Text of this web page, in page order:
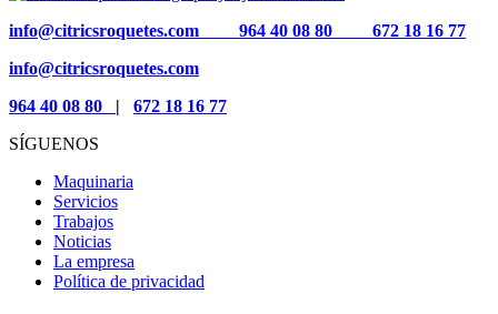
info@citricsroquetes.com 964 40 08 80 672 18 16 77
info@citricsroquetes.com
964 40 08 80 | 672 18 16 77
SÍGUENOS
Maquinaria
Servicios
Trabajos
Noticias
La empresa
Política de privacidad